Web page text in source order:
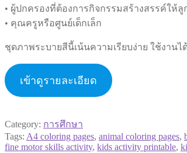
• ผู้ปกครองที่ต้องการกิจกรรมสร้างสรรค์ให้ลู
• คุณครูหรือศูนย์เด็กเล็ก
ชุดภาพระบายสีนี้เน้นความเรียบง่าย ใช้งาน
เข้าดูรายละเอียด
Category: การศึกษา
Tags: A4 coloring pages, animal coloring pages,
fine motor skills activity, kids activity printable,